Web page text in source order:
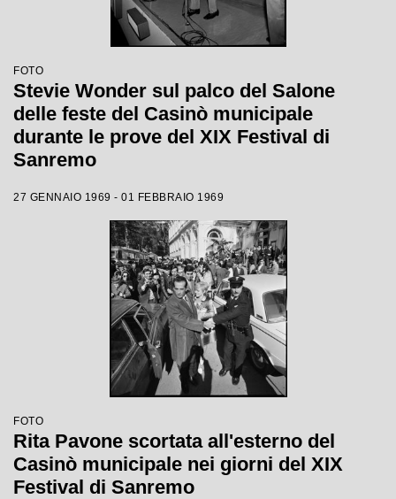
FOTO
Stevie Wonder sul palco del Salone
delle feste del Casinò municipale
durante le prove del XIX Festival di
Sanremo
27 GENNAIO 1969 - 01 FEBBRAIO 1969
FOTO
Rita Pavone scortata all'esterno del
Casinò municipale nei giorni del XIX
Festival di Sanremo